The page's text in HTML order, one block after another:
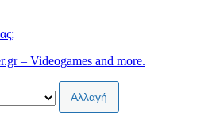
– Videogames and more.